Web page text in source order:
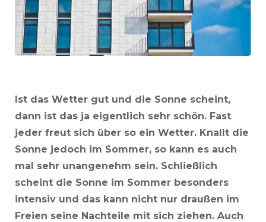
Ist das Wetter gut und die Sonne scheint,
dann ist das ja eigentlich sehr schön. Fast
jeder freut sich über so ein Wetter. Knallt die
Sonne jedoch im Sommer, so kann es auch
mal sehr unangenehm sein. Schließlich
scheint die Sonne im Sommer besonders
intensiv und das kann nicht nur draußen im
Freien seine Nachteile mit sich ziehen. Auch